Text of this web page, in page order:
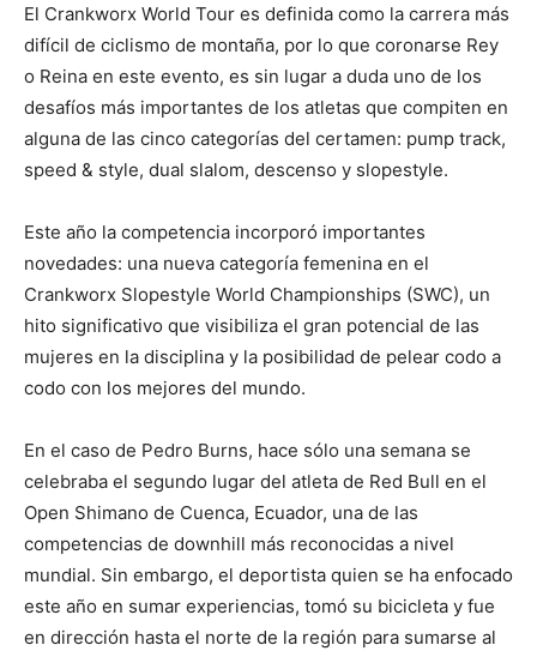
El Crankworx World Tour es definida como la carrera más
difícil de ciclismo de montaña, por lo que coronarse Rey
o Reina en este evento, es sin lugar a duda uno de los
desafíos más importantes de los atletas que compiten en
alguna de las cinco categorías del certamen: pump track,
speed & style, dual slalom, descenso y slopestyle.
Este año la competencia incorporó importantes
novedades: una nueva categoría femenina en el
Crankworx Slopestyle World Championships (SWC), un
hito significativo que visibiliza el gran potencial de las
mujeres en la disciplina y la posibilidad de pelear codo a
codo con los mejores del mundo.
En el caso de Pedro Burns, hace sólo una semana se
celebraba el segundo lugar del atleta de Red Bull en el
Open Shimano de Cuenca, Ecuador, una de las
competencias de downhill más reconocidas a nivel
mundial. Sin embargo, el deportista quien se ha enfocado
este año en sumar experiencias, tomó su bicicleta y fue
en dirección hasta el norte de la región para sumarse al